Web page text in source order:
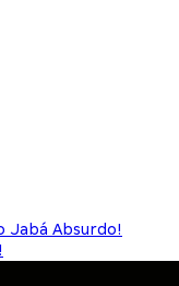
Jabá Absurdo!